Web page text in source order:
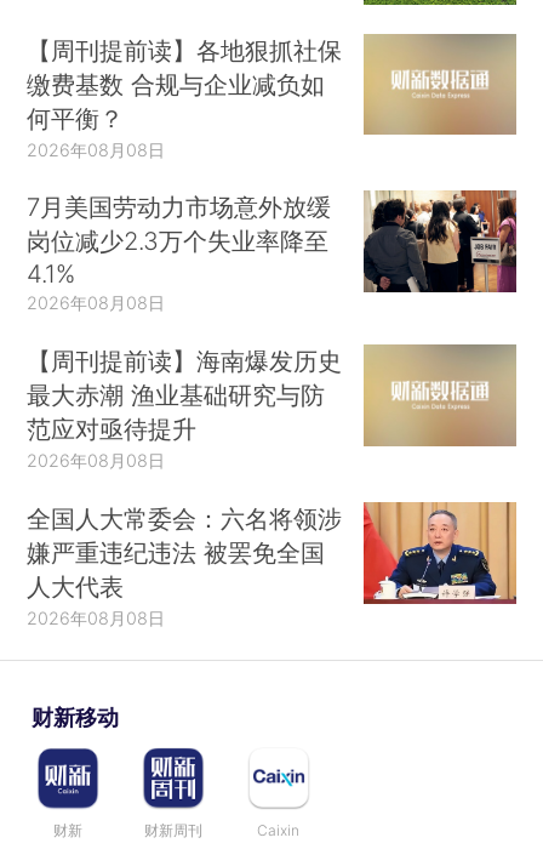
【周刊提前读】各地狠抓社保
缴费基数 合规与企业减负如
何平衡？
2026年08月08日
7月美国劳动力市场意外放缓
岗位减少2.3万个失业率降至
4.1%
2026年08月08日
【周刊提前读】海南爆发历史
最大赤潮 渔业基础研究与防
范应对亟待提升
2026年08月08日
全国人大常委会：六名将领涉
嫌严重违纪违法 被罢免全国
人大代表
2026年08月08日
财新移动
财新 财新周刊 Caixin